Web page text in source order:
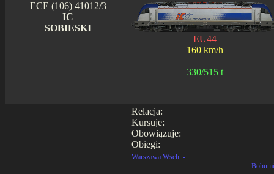
ECE (106) 41012/3
IC
SOBIESKI
EU44
160 km/h
330/515 t
Relacja:
Kursuje:
Obowiązuje:
Obiegi:
Warszawa Wsch. -
-